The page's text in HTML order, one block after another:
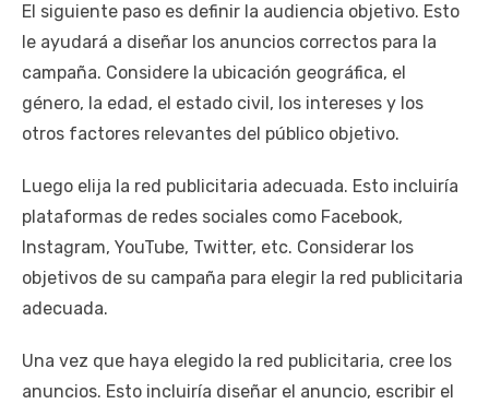
El siguiente paso es definir la audiencia objetivo. Esto
le ayudará a diseñar los anuncios correctos para la
campaña. Considere la ubicación geográfica, el
género, la edad, el estado civil, los intereses y los
otros factores relevantes del público objetivo.
Luego elija la red publicitaria adecuada. Esto incluiría
plataformas de redes sociales como Facebook,
Instagram, YouTube, Twitter, etc. Considerar los
objetivos de su campaña para elegir la red publicitaria
adecuada.
Una vez que haya elegido la red publicitaria, cree los
anuncios. Esto incluiría diseñar el anuncio, escribir el